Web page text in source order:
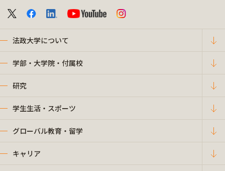
法政大学について
学部・大学院・付属校
研究
学生生活・スポーツ
グローバル教育・留学
キャリア